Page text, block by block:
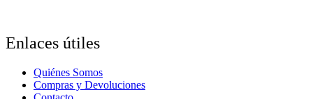
Enlaces útiles
Quiénes Somos
Compras y Devoluciones